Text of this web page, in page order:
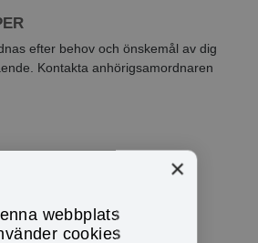
efter behov och önskemål av dig
Kontakta anhörigsamordnaren
Forslund
×
webbplats
cookies